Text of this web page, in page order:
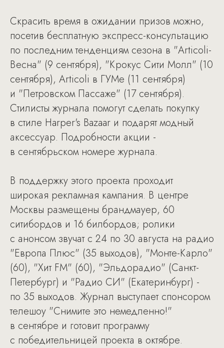
Скрасить время в ожидании призов можно,
посетив бесплатную экспресс-консультацию
по последним тенденциям сезона в "Articoli-
Весна" (9 сентября), "Крокус Сити Молл" (10
сентября), Articoli в ГУМе (11 сентября)
и "Петровском Пассаже" (17 сентября).
Стилисты журнала помогут сделать покупку
в стиле Harper's Bazaar и подарят модный
аксессуар. Подробности акции -
в сентябрьском номере журнала.
В поддержку этого проекта проходит
широкая рекламная кампания. В центре
Москвы размещены брандмауер, 60
ситибордов и 16 билбордов; ролики
с анонсом звучат с 24 по 30 августа на радио
"Европа Плюс" (35 выходов), "Монте-Карло"
(60), "Хит FM" (60), "Эльдорадио" (Санкт-
Петербург) и "Радио СИ" (Екатеринбург) -
по 35 выходов. Журнал выступает спонсором
телешоу "Снимите это немедленно!"
в сентябре и готовит программу
с победительницей проекта в октябре.